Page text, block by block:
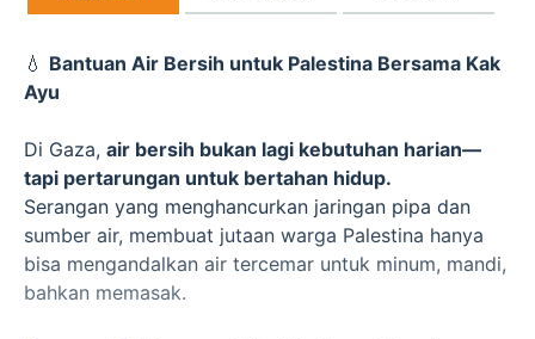
💧 Bantuan Air Bersih untuk Palestina Bersama Kak
Ayu
Di Gaza, air bersih bukan lagi kebutuhan harian—
tapi pertarungan untuk bertahan hidup.
Serangan yang menghancurkan jaringan pipa dan
sumber air, membuat jutaan warga Palestina hanya
bisa mengandalkan air tercemar untuk minum, mandi,
bahkan memasak.